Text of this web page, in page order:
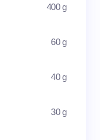
400 g
60 g
40 g
30 g